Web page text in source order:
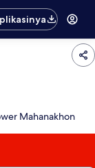
Mahanakhon